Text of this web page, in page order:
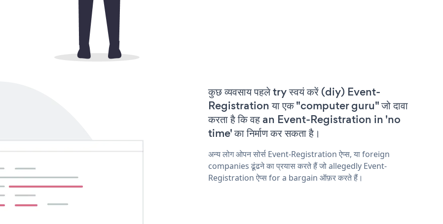
कुछ व्यवसाय पहले try स्वयं करें (diy) Event-
Registration या एक "computer guru" जो दावा
करता है कि वह an Event-Registration in 'no
time' का निर्माण कर सकता है।
अन्य लोग ओपन सोर्स Event-Registration ऐप्स, या foreign
companies ढूंढने का प्रयास करते हैं जो allegedly Event-
Registration ऐप्स for a bargain ऑफ़र करते हैं।